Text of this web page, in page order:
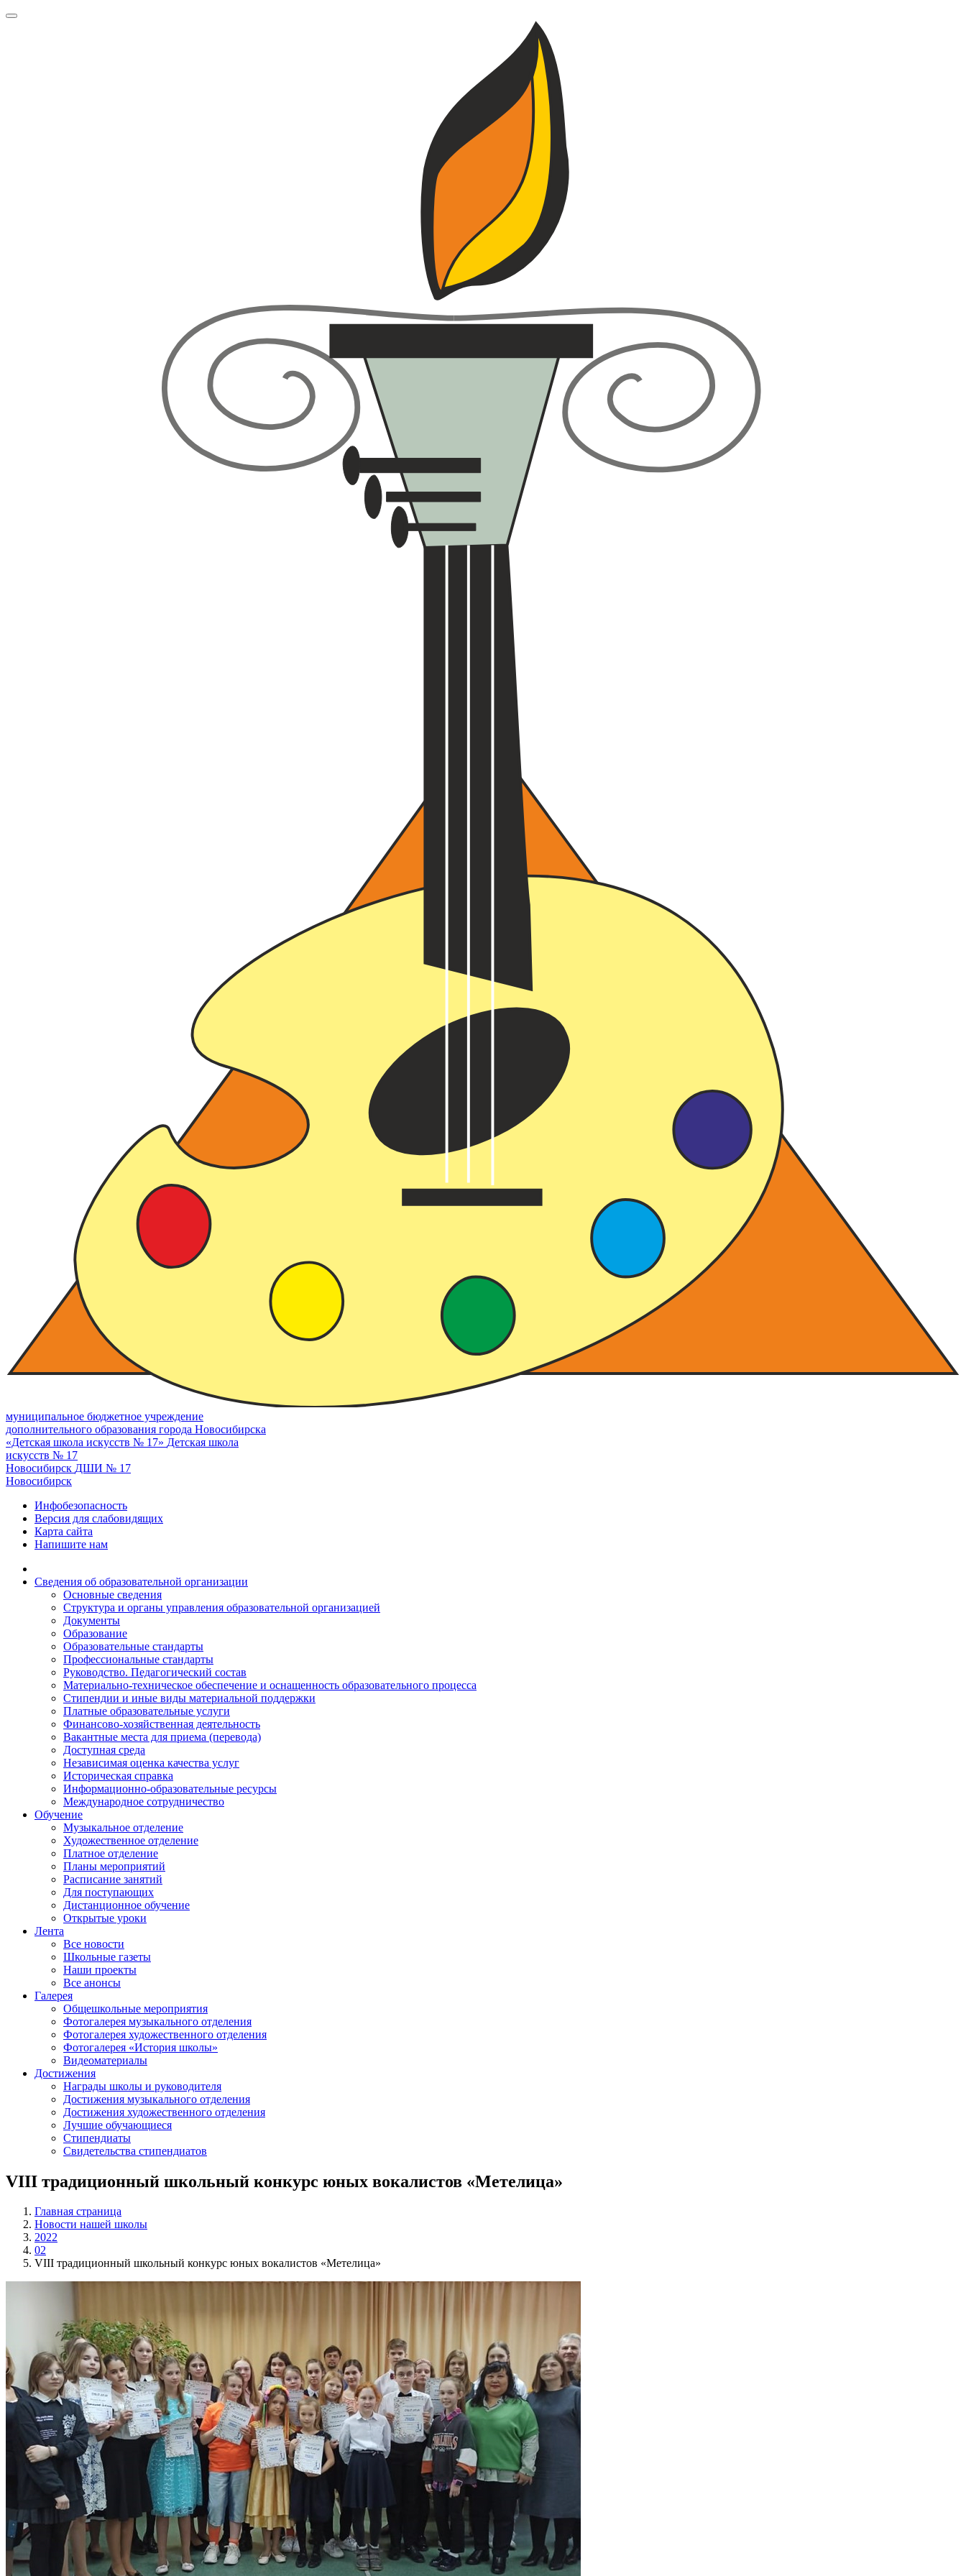
муниципальное бюджетное учреждение
дополнительного образования города Новосибирска
«Детская школа искусств № 17» Детская школа
искусств № 17
Новосибирск ДШИ № 17
Новосибирск
Инфобезопасность
Версия для слабовидящих
Карта сайта
Напишите нам
Сведения об образовательной организации
Основные сведения
Структура и органы управления образовательной организацией
Документы
Образование
Образовательные стандарты
Профессиональные стандарты
Руководство. Педагогический состав
Материально-техническое обеспечение и оснащенность образовательного процесса
Стипендии и иные виды материальной поддержки
Платные образовательные услуги
Финансово-хозяйственная деятельность
Вакантные места для приема (перевода)
Доступная среда
Независимая оценка качества услуг
Историческая справка
Информационно-образовательные ресурсы
Международное сотрудничество
Обучение
Музыкальное отделение
Художественное отделение
Платное отделение
Планы мероприятий
Расписание занятий
Для поступающих
Дистанционное обучение
Открытые уроки
Лента
Все новости
Школьные газеты
Наши проекты
Все анонсы
Галерея
Общешкольные мероприятия
Фотогалерея музыкального отделения
Фотогалерея художественного отделения
Фотогалерея «История школы»
Видеоматериалы
Достижения
Награды школы и руководителя
Достижения музыкального отделения
Достижения художественного отделения
Лучшие обучающиеся
Стипендиаты
Свидетельства стипендиатов
VIII традиционный школьный конкурс юных вокалистов «Метелица»
Главная страница
Новости нашей школы
2022
02
VIII традиционный школьный конкурс юных вокалистов «Метелица»